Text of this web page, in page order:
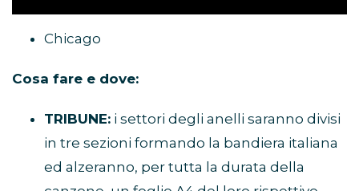
Chicago
Cosa fare e dove:
TRIBUNE: i settori degli anelli saranno divisi
in tre sezioni formando la bandiera italiana
ed alzeranno, per tutta la durata della